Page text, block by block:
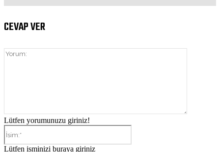
CEVAP VER
Lütfen yorumunuzu giriniz!
Lütfen isminizi buraya giriniz